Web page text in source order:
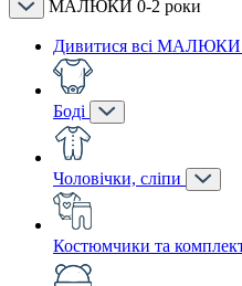
МАЛЮКИ 0-2 роки
Дивитися всі МАЛЮКИ
Боді
Чоловічки, сліпи
Костюмчики та